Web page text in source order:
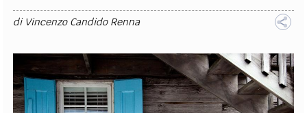
di Vincenzo Candido Renna